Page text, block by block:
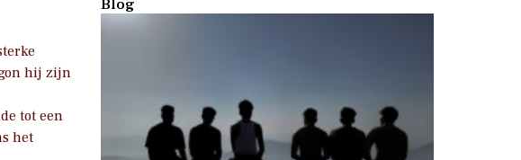
hij zijn
tot een
het
Blog